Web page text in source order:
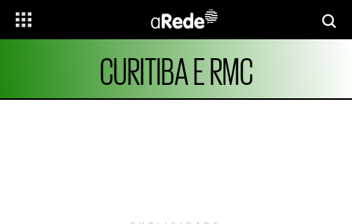
CURITIBA E RMC